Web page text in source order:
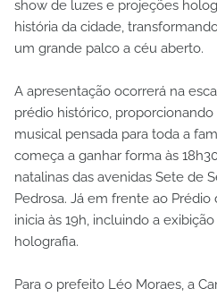
show de luzes e projeções
história da cidade,
um grande palco a céu aberto.
A apresentação ocorrerá na
prédio histórico,
musical pensada para toda a
começa a ganhar forma às
natalinas das avenidas Sete de
Pedrosa. Já em frente ao
inicia às 19h, incluindo a
holografia.
Para o prefeito Léo Moraes, a